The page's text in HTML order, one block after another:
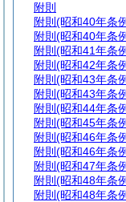
附則
附則 (昭和40年条
附則 (昭和40年条
附則 (昭和41年条
附則 (昭和42年条
附則 (昭和43年条
附則 (昭和43年条
附則 (昭和44年条
附則 (昭和45年条
附則 (昭和46年条
附則 (昭和46年条
附則 (昭和47年条
附則 (昭和48年条
附則 (昭和48年条